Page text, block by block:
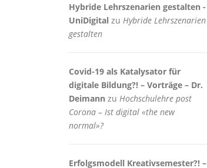
Hybride Lehrszenarien gestalten -
UniDigital zu Hybride Lehrszenarien
gestalten
Covid-19 als Katalysator für
digitale Bildung?! – Vorträge – Dr.
Deimann zu Hochschulehre post
Corona – Ist digital «the new
normal»?
Erfolgsmodell Kreativsemester?! –